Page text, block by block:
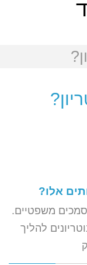
אלו?
משפטיים.
להליך